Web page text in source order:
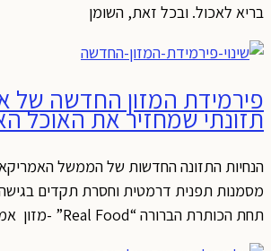
בריא לאכול. ובכל זאת, השומן
פירמידת המזון החדשה של
תזונתי שמחזיר את האוכל
מסמנות תפנית דרמטית וחסרת תקדים בגישה
תחת הכותרת הברורה “Real Food” -מזון אמיתי מבקשת ארצות